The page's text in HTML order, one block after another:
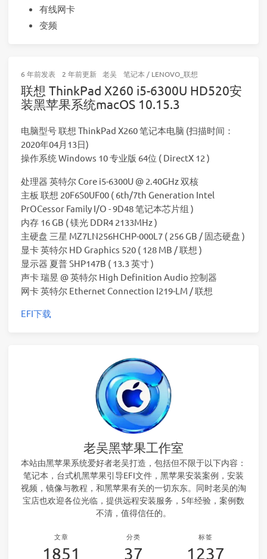
有线网卡
变频
6 年前发表 2 年前更新 老吴 笔记本/ LENOVO_联想
联想 ThinkPad X260 i5-6300U HD520安
装黑苹果系统macOS 10.15.3
电脑型号 联想 ThinkPad X260 笔记本电脑 (扫描时间：
2020年04月13日)
操作系统 Windows 10 专业版 64位 ( DirectX 12 )
处理器 英特尔 Core i5-6300U @ 2.40GHz 双核
主板 联想 20F6S0UF00 ( 6th/7th Generation Intel
PrOCessor Family I/O - 9D48 笔记本芯片组 )
内存 16 GB ( 镁光 DDR4 2133MHz )
主硬盘 三星 MZ7LN256HCHP-000L7 ( 256 GB / 固态硬盘 )
显卡 英特尔 HD Graphics 520 ( 128 MB / 联想 )
显示器 夏普 SHP147B ( 13.3 英寸 )
声卡 瑞昱 @ 英特尔 High Definition Audio 控制器
网卡 英特尔 Ethernet Connection I219-LM / 联想
EFI下载
老吴黑苹果工作室
本站由黑苹果系统爱好者老吴打造，包括但不限于以下内容：
笔记本，台式机黑苹果引导EFI文件，黑苹果安装案例，安装
视频，镜像与教程，和黑苹果有关的一切东东。同时老吴的淘
宝店也欢迎各位光临，提供远程安装服务，5年经验，案例数
不清，值得信任的。
文章
1851
分类
37
标签
1237